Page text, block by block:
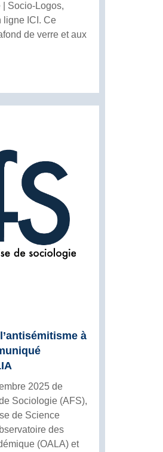
Socio-Logos,
ligne ICI. Ce
de verre et aux
à
2025 de
Sociologie (AFS),
de Science
des
(OALA) et